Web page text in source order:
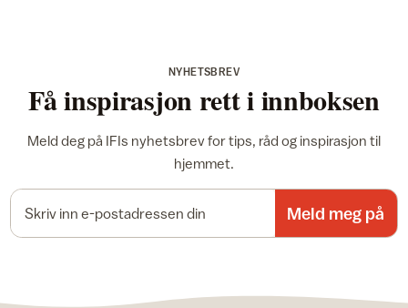
NYHETSBREV
Få inspirasjon rett i innboksen
Meld deg på IFIs nyhetsbrev for tips, råd og inspirasjon til
hjemmet.
Meld meg på